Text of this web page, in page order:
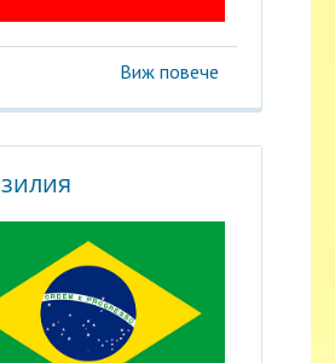
Виж повече